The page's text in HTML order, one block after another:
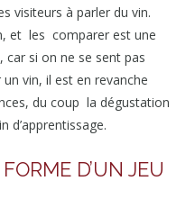
visiteurs à parler du vin.
et les comparer est une
car si on ne se sent pas
vin, il est en revanche
du coup la dégustation
d’apprentissage.
D’UN JEU